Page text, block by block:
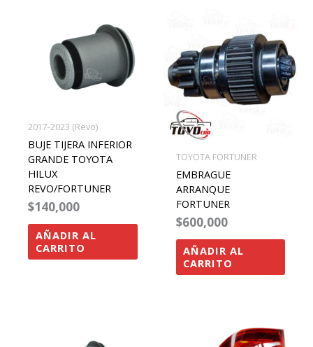
2017-2023 (Revo)
BUJE TIJERA INFERIOR
GRANDE TOYOTA
HILUX
REVO/FORTUNER
$140,000
AÑADIR AL
CARRITO
TOYOTA FORTUNER
EMBRAGUE
ARRANQUE
FORTUNER
$600,000
AÑADIR AL
CARRITO